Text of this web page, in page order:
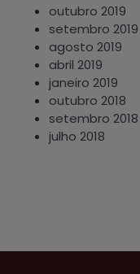
outubro 2019
setembro 2019
agosto 2019
abril 2019
janeiro 2019
outubro 2018
setembro 2018
julho 2018